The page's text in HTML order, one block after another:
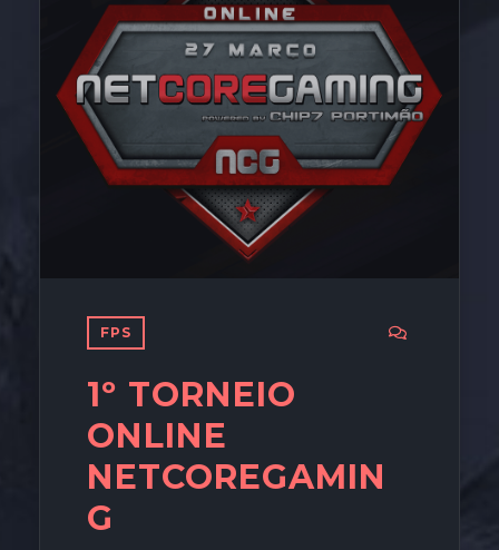
FPS
1º TORNEIO
ONLINE
NETCOREGAMIN
G